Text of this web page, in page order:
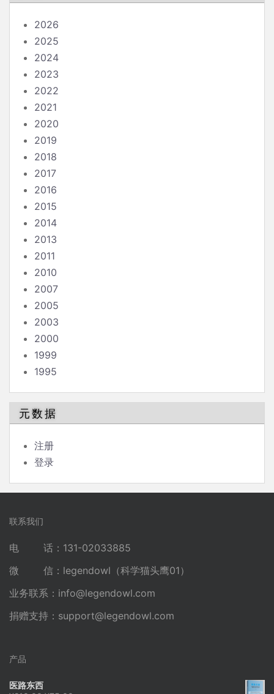
2026
2025
2024
2023
2022
2021
2020
2019
2018
2017
2016
2015
2014
2013
2011
2010
2007
2005
2003
2000
1999
1995
元数据
注册
登录
联系我们
电 话：131-02033885
微 信：legendowl（科学猫头鹰01）
业务联系： info@legendowl.com
捐赠支持： support@legendowl.com
产品
医路东西